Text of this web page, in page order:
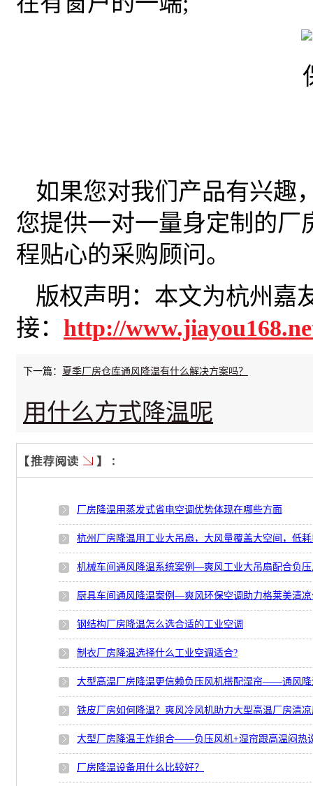
如果您对我们产品有兴趣
您提供一对一量身定制的
程贴心的采购顾问。
版权声明：本文为杭州嘉
接： http://
下一篇： 夏季厂房仓库通风降温有什么解决方案吗？
用什么方式降温呢
厂房降温用蒸发式省电空调优势体现在哪些方面
杭州厂房降温用工业大吊扇，大风量覆盖大空间，低
机械车间通风降温系统案例—爽风工业大吊扇配合负
厨具车间通风降温案例—爽风环保空调助力格莱美清
钢结构厂房降温怎么选合适的工业空调
制衣厂房降温选择什么工业空调适合?
大型高温厂房降温更信赖负压风机搭配湿帘——通风降
铁皮厂房如何降温？爽风冷风机助力大型高温厂房清
大型厂房降温王炸组合——负压风机+湿帘跟高温闷热
厂房降温设备用什么比较好？